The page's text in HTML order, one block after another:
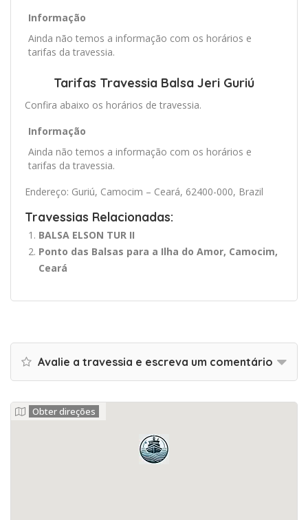
Informação
Ainda não temos a informação com os horários e
tarifas da travessia.
Tarifas Travessia Balsa Jeri Guriú
Confira abaixo os horários de travessia.
Informação
Ainda não temos a informação com os horários e
tarifas da travessia.
Endereço: Guriú, Camocim – Ceará, 62400-000, Brazil
Travessias Relacionadas:
BALSA ELSON TUR II
Ponto das Balsas para a Ilha do Amor, Camocim,
Ceará
Avalie a travessia e escreva um comentário
Obter direções